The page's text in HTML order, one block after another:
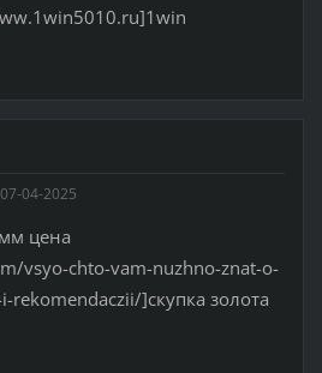
07-04-2025
цена
vsyo-chto-vam-nuzhno-znat-o-
rekomendaczii/]скупка золота